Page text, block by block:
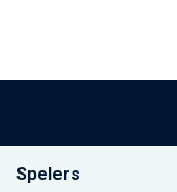
Spelers